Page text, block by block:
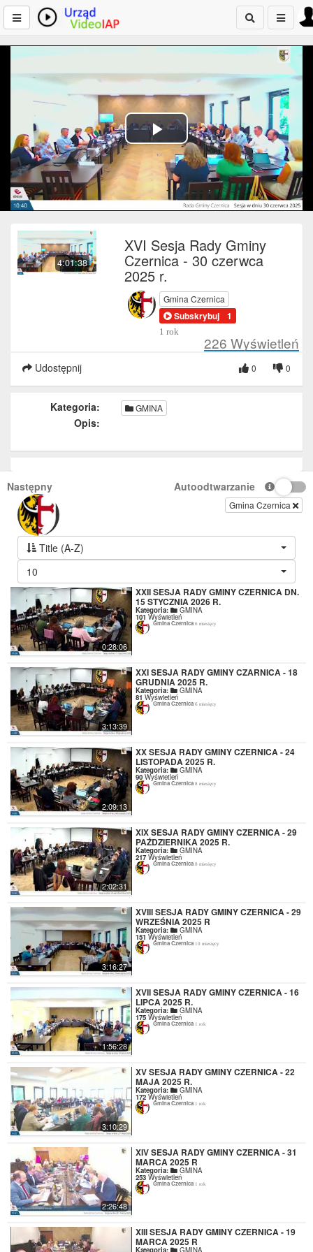
Play
Video
4:01:38
XVI Sesja Rady Gminy
Czernica - 30 czerwca
2025 r.
Gmina Czernica
Subskrybuj 1
1 rok
226 Wyświetleń
Udostępnij 0
0
Kategoria: GMINA
Opis:
Następny Autoodtwarzanie
Gmina Czernica
Title (A-Z)
10
0:28:06
XXII SESJA RADY GMINY CZERNICA DN.
15 STYCZNIA 2026 R.
Kategoria: GMINA
101 Wyświetleń
Gmina Czernica6 miesięcy
3:13:39
XXI SESJA RADY GMINY CZARNICA - 18
GRUDNIA 2025 R.
Kategoria: GMINA
81 Wyświetleń
Gmina Czernica6 miesięcy
2:09:13
XX SESJA RADY GMINY CZERNICA - 24
LISTOPADA 2025 R.
Kategoria: GMINA
90 Wyświetleń
Gmina Czernica8 miesięcy
2:02:31
XIX SESJA RADY GMINY CZERNICA - 29
PAŹDZIERNIKA 2025 R.
Kategoria: GMINA
217Wyświetleń
Gmina Czernica8 miesięcy
3:16:27
XVIII SESJA RADY GMINY CZERNICA - 29
WRZEŚNIA 2025 R
Kategoria: GMINA
151 Wyświetleń
Gmina Czernica 10 miesięcy
1:56:28
XVII SESJA RADY GMINY CZERNICA - 16
LIPCA 2025 R.
Kategoria: GMINA
175 Wyświetleń
Gmina Czernica 1 rok
3:10:29
XV SESJA RADY GMINY CZERNICA - 22
MAJA 2025 R.
Kategoria: GMINA
172 Wyświetleń
Gmina Czernica 1 rok
2:26:48
XIV SESJA RADY GMINY CZERNICA - 31
MARCA 2025 R
Kategoria: GMINA
253 Wyświetleń
Gmina Czernica 1 rok
XIII SESJA RADY GMINY CZERNICA - 19
MARCA 2025 R
Kategoria: GMINA